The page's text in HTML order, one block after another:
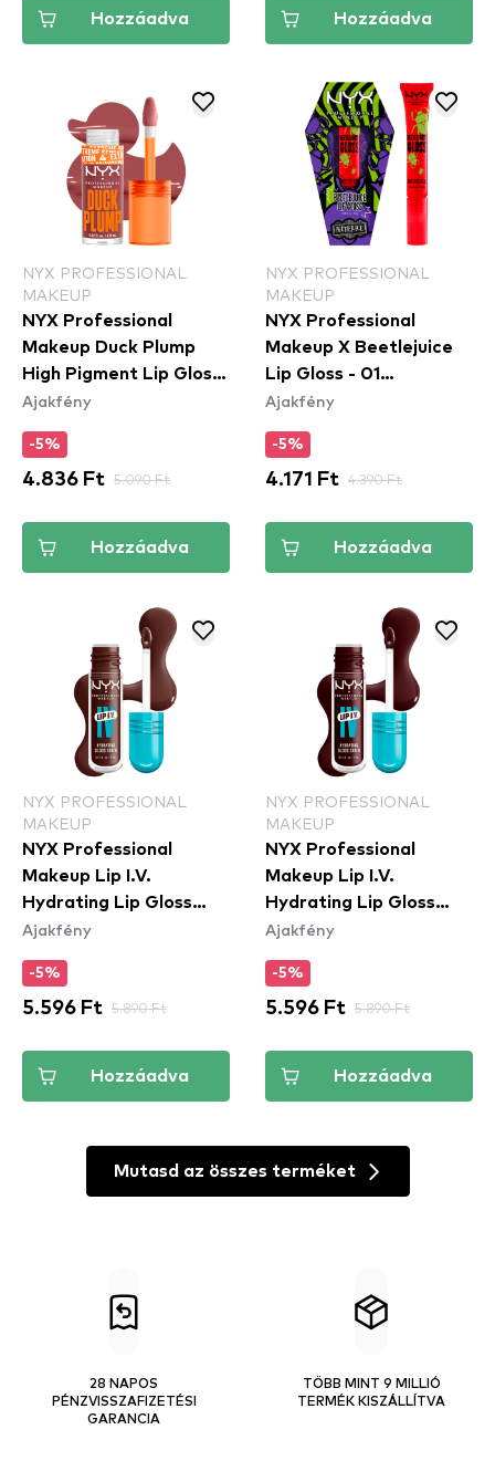
Hozzáadva Hozzáadva
NYX PROFESSIONAL
MAKEUP
NYX Professional
Makeup Duck Plump
High Pigment Lip Gloss
- Mauve Out Of My
Ajakfény
-5%
4.836 Ft 5.090 Ft
Hozzáadva
NYX PROFESSIONAL
MAKEUP
NYX Professional
Makeup X Beetlejuice
Lip Gloss - 01
Pomegranate Clout
Ajakfény
-5%
4.171 Ft 4.390 Ft
Hozzáadva
NYX PROFESSIONAL
MAKEUP
NYX Professional
Makeup Lip I.V.
Hydrating Lip Gloss
Stain - 05 Mocha Me
Ajakfény
-5%
5.596 Ft 5.890 Ft
Hozzáadva
NYX PROFESSIONAL
MAKEUP
NYX Professional
Makeup Lip I.V.
Hydrating Lip Gloss
Stain - 15 Water 'Bout
Ajakfény
-5%
5.596 Ft 5.890 Ft
Hozzáadva
Mutasd az összes terméket
28 NAPOS
PÉNZVISSZAFIZETÉSI
GARANCIA
TÖBB MINT 9 MILLIÓ
TERMÉK KISZÁLLÍTVA